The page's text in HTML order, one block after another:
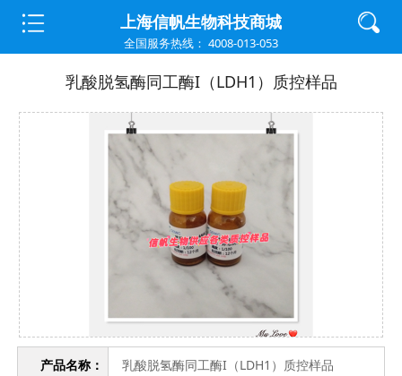
上海信帆生物科技商城
全国服务热线： 4008-013-053
首页> 炎症因子
乳酸脱氢酶同工酶I（LDH1）质控样品
产品名称： 乳酸脱氢酶同工酶I（LDH1）质控样品